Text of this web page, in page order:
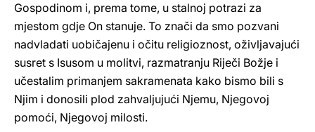
Gospodinom i, prema tome, u stalnoj potrazi za
mjestom gdje On stanuje. To znači da smo pozvani
nadvladati uobičajenu i očitu religioznost, oživljavajući
susret s Isusom u molitvi, razmatranju Riječi Božje i
učestalim primanjem sakramenata kako bismo bili s
Njim i donosili plod zahvaljujući Njemu, Njegovoj
pomoći, Njegovoj milosti.